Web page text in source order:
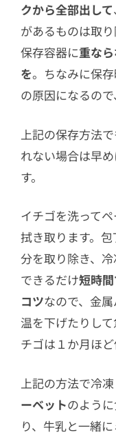
クから全部出して
があるものは取
保存容器に重な
を。ちなみに保
の原因になるので
上記の保存方法
れない場合は早
す。
イチゴを洗って
拭き取ります。
分を取り除き、冷
できるだけ短時
コツなので、金
温を下げたりし
チゴは１か月ほど
上記の方法で冷
ーベットのように
り、牛乳と一緒